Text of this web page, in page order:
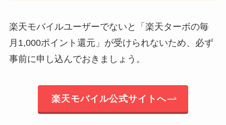
楽天モバイルユーザーでないと「楽天ターボの毎
月1,000ポイント還元」が受けられないため、必ず
事前に申し込んでおきましょう。
楽天モバイル公式サイトへ